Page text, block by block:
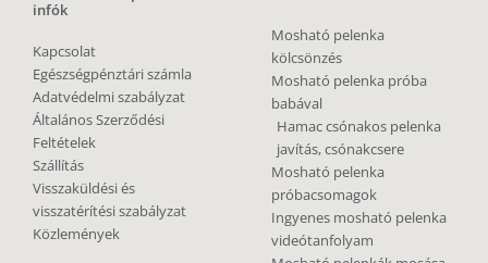
infók
Kapcsolat
Egészségpénztári számla
Adatvédelmi szabályzat
Általános Szerződési
Feltételek
Szállítás
Visszaküldési és
visszatérítési szabályzat
Közlemények
Mosható pelenka
kölcsönzés
Mosható pelenka próba
babával
Hamac csónakos pelenka
javítás, csónakcsere
Mosható pelenka
próbacsomagok
Ingyenes mosható pelenka
videótanfolyam